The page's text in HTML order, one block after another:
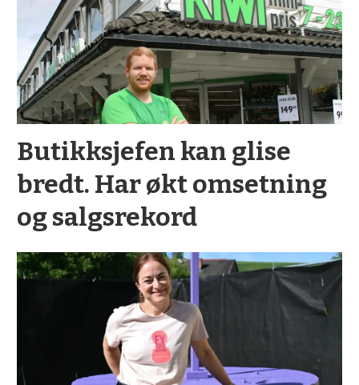
Butikksjefen kan glise
bredt. Har økt omsetning
og salgsrekord